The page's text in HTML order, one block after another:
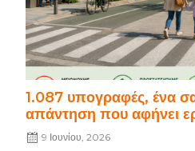
1.087 υπογραφές, ένα
απάντηση που αφήνει
9 Ιουνίου, 2026